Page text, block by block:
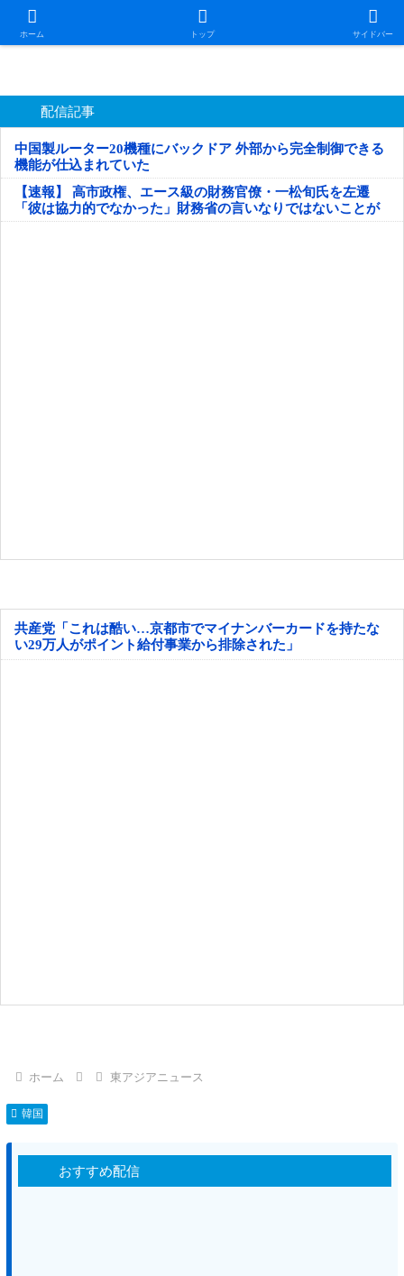
ホーム トップ サイドバー
日本第一！ニュース録
配信記事
中国製ルーター20機種にバックドア 外部から完全制御できる
機能が仕込まれていた
【速報】 高市政権、エース級の財務官僚・一松旬氏を左遷
「彼は協力的でなかった」財務省の言いなりではないことが
判明
共産党「これは酷い…京都市でマイナンバーカードを持たな
い29万人がポイント給付事業から排除された」
ホーム 東アジアニュース
韓国
おすすめ配信